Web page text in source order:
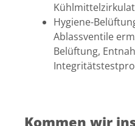
Hygiene-
Ablassventile
Belüftung,
Kommen wir